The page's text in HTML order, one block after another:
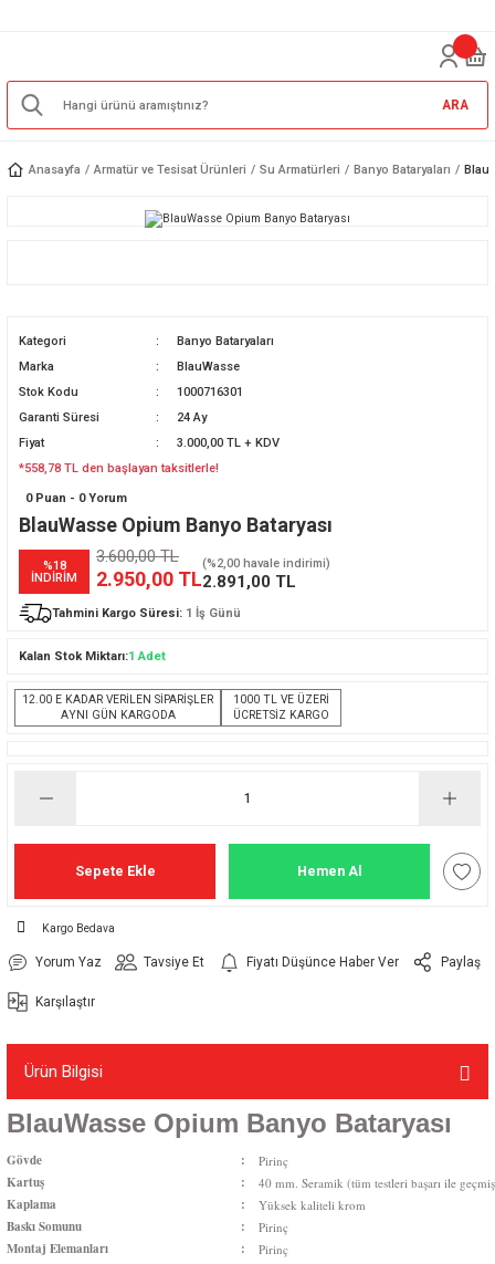
ARA
Anasayfa Armatür ve Tesisat Ürünleri Su Armatürleri Banyo Bataryaları
Kategori
Banyo Bataryaları
Marka
BlauWasse
Stok Kodu
1000716301
Garanti Süresi
24 Ay
Fiyat
3.000,00 TL + KDV
*558,78 TL den başlayan taksitlerle!
0 Puan - 0 Yorum
BlauWasse Opium Banyo Bataryası
%18
İNDİRİM
3.600,00 TL
2.950,00 TL
(%2,00 havale indirimi)
2.891,00 TL
Tahmini Kargo Süresi: 1 İş Günü
Kalan Stok Miktarı:1 Adet
12.00 E KADAR VERİLEN SİPARİŞLER
AYNI GÜN KARGODA
1000 TL VE ÜZERİ
ÜCRETSİZ KARGO
Sepete Ekle Hemen Al
Kargo Bedava
Yorum Yaz Tavsiye Et Fiyatı Düşünce Haber Ver Paylaş
Karşılaştır
Ürün Bilgisi
BlauWasse Opium Banyo Bataryası
Gövde : Pirinç
Kartuş : 40 mm. Seramik (tüm testleri başarı ile
Kaplama : Yüksek kaliteli krom
Baskı Somunu : Pirinç
Montaj Elemanları : Pirinç